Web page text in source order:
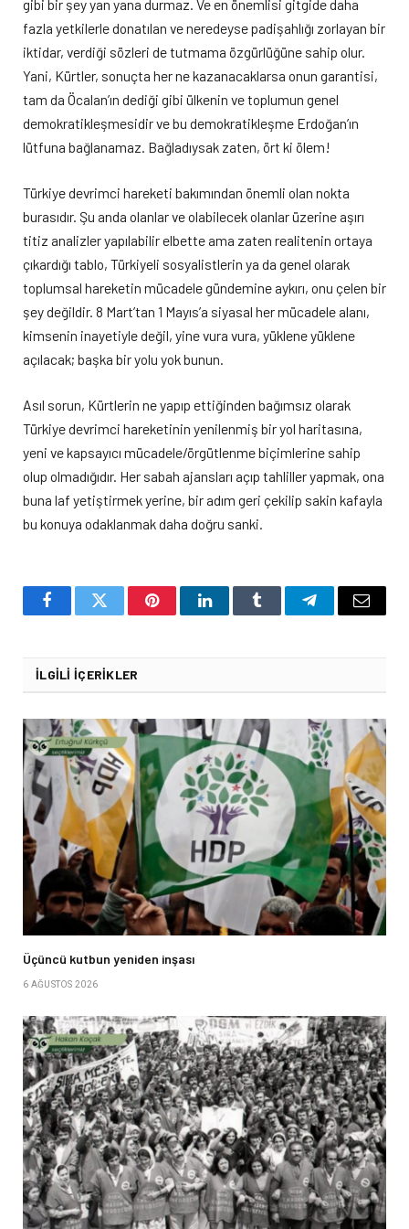
gibi bir şey yan yana durmaz. Ve en önemlisi gitgide daha
fazla yetkilerle donatılan ve neredeyse padişahlığı zorlayan bir
iktidar, verdiği sözleri de tutmama özgürlüğüne sahip olur.
Yani, Kürtler, sonuçta her ne kazanacaklarsa onun garantisi,
tam da Öcalan’ın dediği gibi ülkenin ve toplumun genel
demokratikleşmesidir ve bu demokratikleşme Erdoğan’ın
lütfuna bağlanamaz. Bağladıysak zaten, ört ki ölem!
Türkiye devrimci hareketi bakımından önemli olan nokta
burasıdır. Şu anda olanlar ve olabilecek olanlar üzerine aşırı
titiz analizler yapılabilir elbette ama zaten realitenin ortaya
çıkardığı tablo, Türkiyeli sosyalistlerin ya da genel olarak
toplumsal hareketin mücadele gündemine aykırı, onu çelen bir
şey değildir. 8 Mart’tan 1 Mayıs’a siyasal her mücadele alanı,
kimsenin inayetiyle değil, yine vura vura, yüklene yüklene
açılacak; başka bir yolu yok bunun.
Asıl sorun, Kürtlerin ne yapıp ettiğinden bağımsız olarak
Türkiye devrimci hareketinin yenilenmiş bir yol haritasına,
yeni ve kapsayıcı mücadele/örgütlenme biçimlerine sahip
olup olmadığıdır. Her sabah ajansları açıp tahliller yapmak, ona
buna laf yetiştirmek yerine, bir adım geri çekilip sakin kafayla
bu konuya odaklanmak daha doğru sanki.
FacebookTwitter PinterestLinkedInTumblr TelegramEmail
İLGILI İÇERIKLER
Üçüncü kutbun yeniden inşası
6 AĞUSTOS 2026